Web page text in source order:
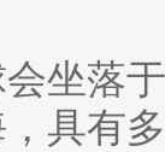
坐落
具有